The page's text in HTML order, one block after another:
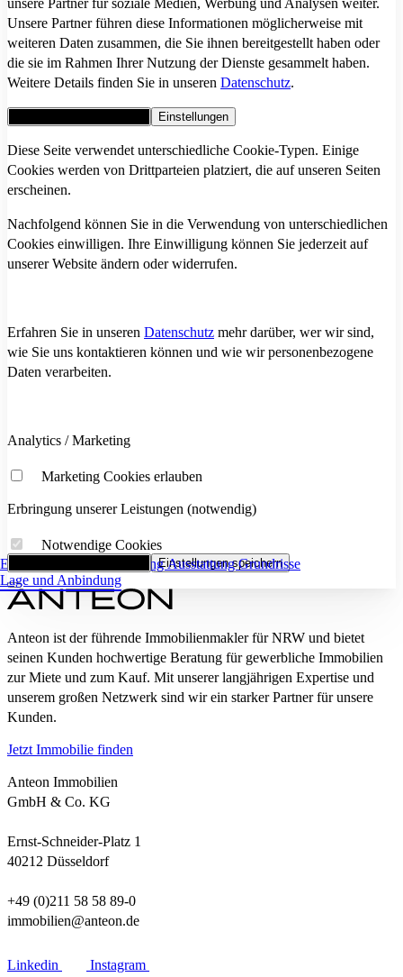
Eckdaten FlächenaufstellungAusstattungGrundrisse
Lage und Anbindung
Unsere Partner führen diese Informationen möglicherweise mit
weiteren Daten zusammen, die Sie ihnen bereitgestellt haben oder
die sie im Rahmen Ihrer Nutzung der Dienste gesammelt haben.
Weitere Details finden Sie in unseren Datenschutz.
Einstellungen
Diese Seite verwendet unterschiedliche Cookie-Typen. Einige
Cookies werden von Drittparteien platziert, die auf unseren Seiten
erscheinen.
Nachfolgend können Sie in die Verwendung von unterschiedlichen
Cookies einwilligen. Ihre Einwilligung können Sie jederzeit auf
unserer Website ändern oder widerrufen.
Erfahren Sie in unseren Datenschutz mehr darüber, wer wir sind,
wie Sie uns kontaktieren können und wie wir personenbezogene
Daten verarbeiten.
Analytics / Marketing
Marketing Cookies erlauben
Erbringung unserer Leistungen (notwendig)
Notwendige Cookies
Einstellungen speichern
Anteon ist der führende Immobilienmakler für NRW und bietet
seinen Kunden hochwertige Beratung für gewerbliche Immobilien
zur Miete und zum Kauf. Mit unserer langjährigen Expertise und
unserem großen Netzwerk sind wir ein starker Partner für unsere
Kunden.
Jetzt Immobilie finden
Anteon Immobilien
GmbH & Co. KG
Ernst-Schneider-Platz 1
40212 Düsseldorf
+49 (0)211 58 58 89-0
immobilien@anteon.de
Linkedin Instagram